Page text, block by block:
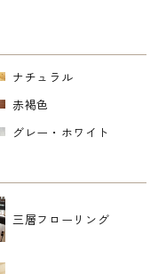
ナチュラル
赤褐色
グレー・ホワイト
三層フローリング